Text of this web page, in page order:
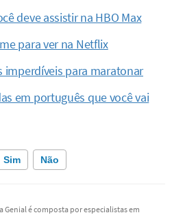
deve assistir na HBO Max
para ver na Netflix
imperdíveis para maratonar
em português que você vai
Sim Não
incorreta
é composta por especialistas em